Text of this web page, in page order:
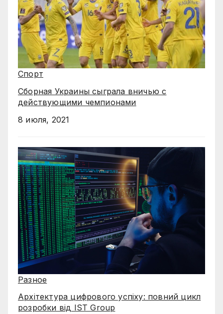
Спорт
Сборная Украины сыграла вничью с
действующими чемпионами
8 июля, 2021
Разное
Архітектура цифрового успіху: повний цикл
розробки від IST Group